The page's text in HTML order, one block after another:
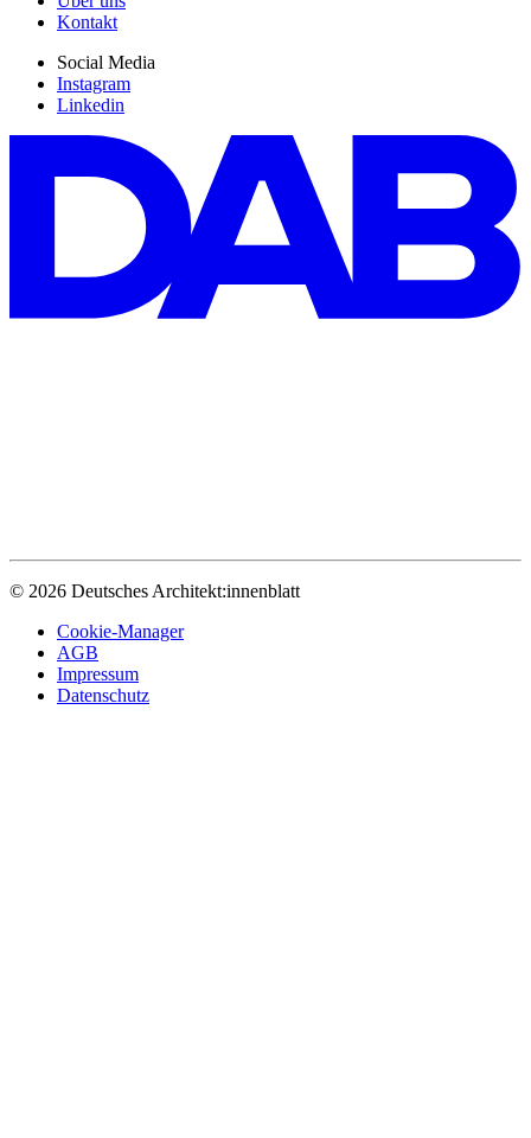
Kontakt
Social Media
Instagram
Linkedin
© 2026 Deutsches Architekt:innenblatt
Cookie-Manager
AGB
Impressum
Datenschutz